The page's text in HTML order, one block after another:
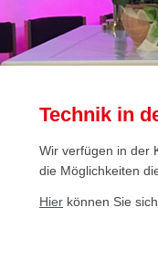
Technik in
Wir verfügen in der
die Möglichkeiten
Hier können Sie